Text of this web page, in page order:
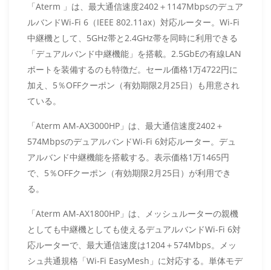
「Aterm 」は、最大通信速度2402＋1147Mbpsのデュア
ルバンドWi-Fi 6（IEEE 802.11ax）対応ルーター。Wi-Fi
中継機として、5GHz帯と2.4GHz帯を同時に利用できる
「デュアルバンド中継機能」を搭載。2.5GbEの有線LAN
ポートを装備するのも特徴だ。セール価格1万4722円に
加え、5％OFFクーポン（有効期限2月25日）も用意され
ている。
「Aterm AM-AX3000HP」は、最大通信速度2402＋
574MbpsのデュアルバンドWi-Fi 6対応ルーター。デュ
アルバンド中継機能を搭載する。表示価格1万1465円
で、5％OFFクーポン（有効期限2月25日）が利用でき
る。
「Aterm AM-AX1800HP」は、メッシュルーターの親機
としても中継機としても使えるデュアルバンドWi-Fi 6対
応ルーターで、最大通信速度は1204＋574Mbps。メッ
シュ共通規格「Wi-Fi EasyMesh」に対応する。単体モデ